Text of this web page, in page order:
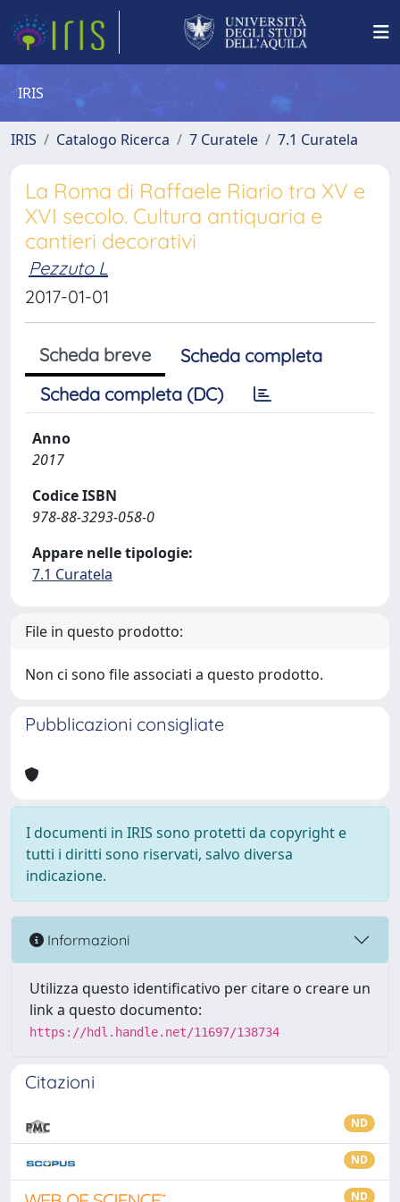
IRIS
IRIS Catalogo Ricerca 7 Curatele 7.1 Curatela
La Roma di Raffaele Riario tra XV e
XVI secolo. Cultura antiquaria e
cantieri decorativi
Pezzuto L
2017-01-01
Scheda breve
Scheda completa
Scheda completa (DC)
Anno
2017
Codice ISBN
978-88-3293-058-0
Appare nelle tipologie:
7.1 Curatela
File in questo prodotto:
Non ci sono file associati a questo prodotto.
Pubblicazioni consigliate
I documenti in IRIS sono protetti da copyright e
tutti i diritti sono riservati, salvo diversa
indicazione.
Informazioni
Utilizza questo identificativo per citare o creare un
link a questo documento:
https://hdl.handle.net/11697/138734
Citazioni
ND
ND
ND